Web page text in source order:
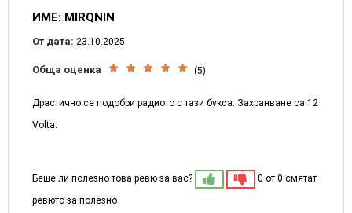
ИМЕ: MIRQNIN
От дата: 23.10.2025
Обща оценка (5)
Драстично се подобри радиото с тази букса. Захранване са 12
Volta.
Беше ли полезно това ревю за вас?
0 от 0 смятат
ревюто за полезно